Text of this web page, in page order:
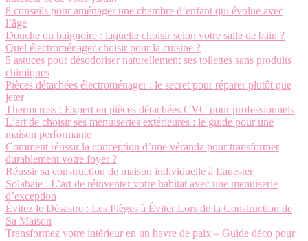
8 conseils pour aménager une chambre d’enfant qui évolue avec
l’âge
Douche ou baignoire : laquelle choisir selon votre salle de bain ?
Quel électroménager choisir pour la cuisine ?
5 astuces pour désodoriser naturellement ses toilettes sans produits
chimiques
Pièces détachées électroménager : le secret pour réparer plutôt que
jeter
Thermcross : Expert en pièces détachées CVC pour professionnels
L’art de choisir ses menuiseries extérieures : le guide pour une
maison performante
Comment réussir la conception d’une véranda pour transformer
durablement votre foyer ?
Réussir sa construction de maison individuelle à Lanester
Solabaie : L’art de réinventer votre habitat avec une menuiserie
d’exception
Évitez le Désastre : Les Pièges à Éviter Lors de la Construction de
Sa Maison
Transformez votre intérieur en un havre de paix – Guide déco pour